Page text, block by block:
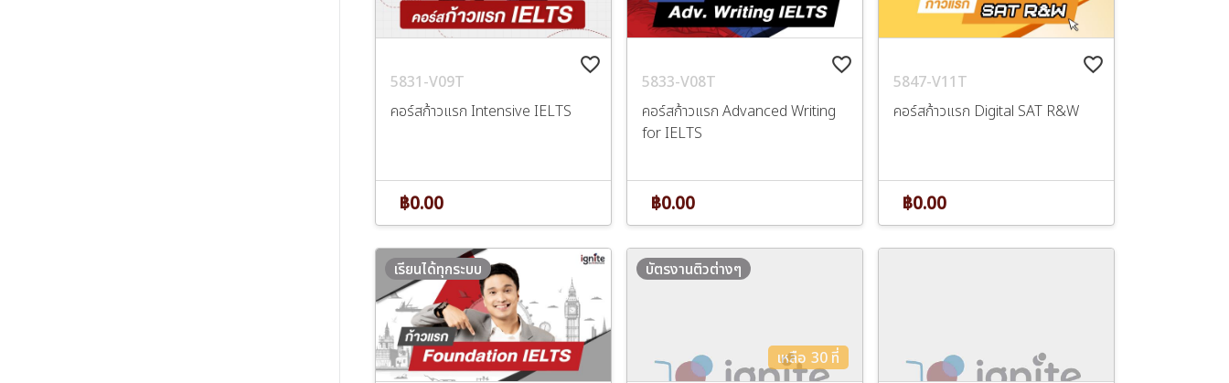
favorite_border
5831-V09T
คอร์สก้าวแรก Intensive IELTS
฿0.00
favorite_border
5833-V08T
คอร์สก้าวแรก Advanced Writing
for IELTS
฿0.00
favorite_border
5847-V11T
คอร์สก้าวแรก Digital SAT R&W
฿0.00
เรียนได้ทุกระบบ
เหลือ 30 ที่
บัตรงานติวต่างๆ